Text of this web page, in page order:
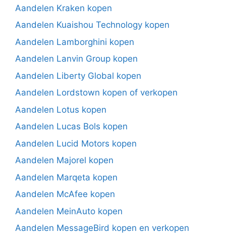
Aandelen Kraken kopen
Aandelen Kuaishou Technology kopen
Aandelen Lamborghini kopen
Aandelen Lanvin Group kopen
Aandelen Liberty Global kopen
Aandelen Lordstown kopen of verkopen
Aandelen Lotus kopen
Aandelen Lucas Bols kopen
Aandelen Lucid Motors kopen
Aandelen Majorel kopen
Aandelen Marqeta kopen
Aandelen McAfee kopen
Aandelen MeinAuto kopen
Aandelen MessageBird kopen en verkopen